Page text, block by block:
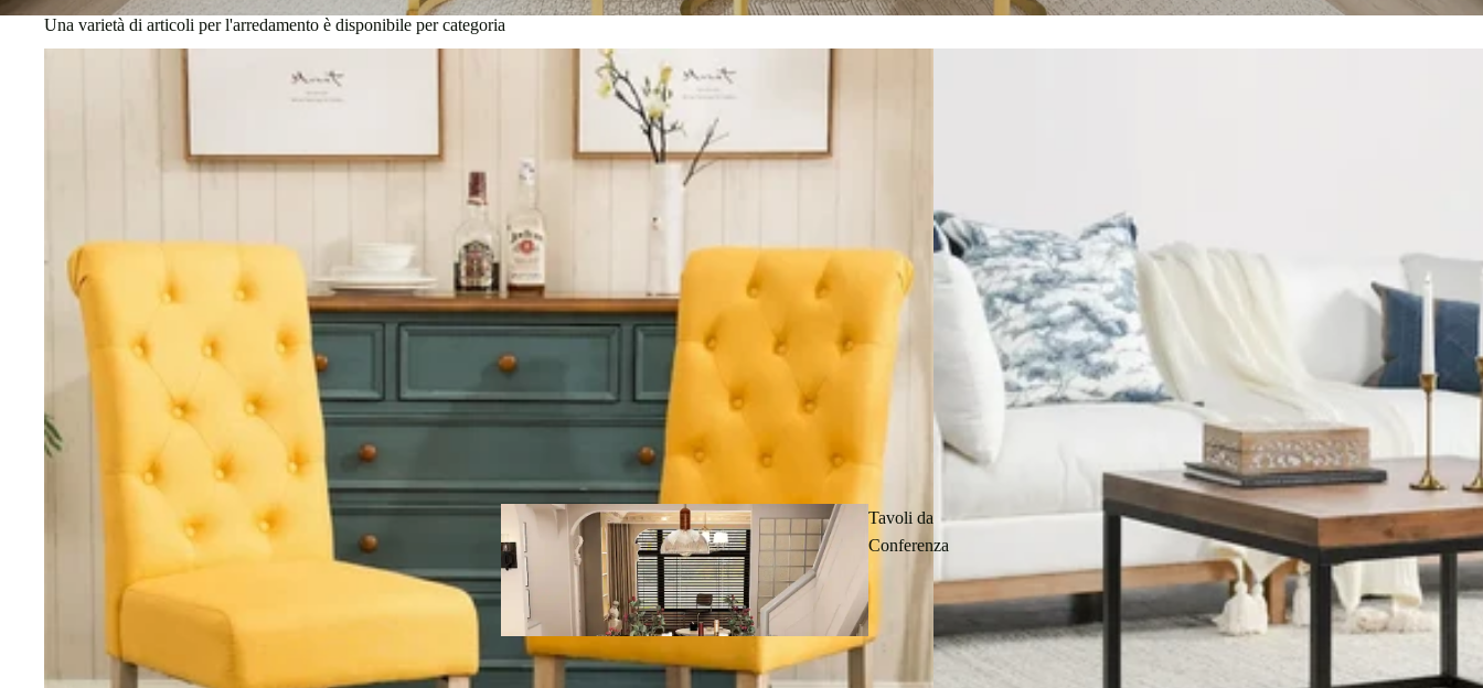
Armadi e
Torri di
Tavoli da
Conferenza
Una varietà di articoli per l'arredamento è disponibile per categoria